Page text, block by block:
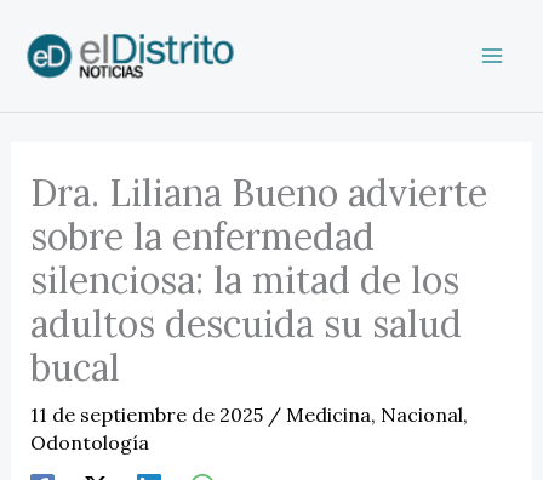
contenido
Dra. Liliana Bueno advierte
sobre la enfermedad
silenciosa: la mitad de los
adultos descuida su salud
bucal
11 de septiembre de 2025 / Medicina, Nacional,
Odontología